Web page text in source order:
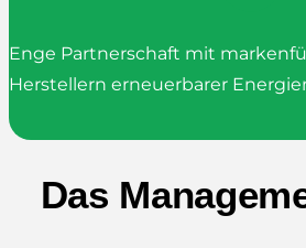
Enge Partnerschaft mit
Herstellern erneuerbarer
Das